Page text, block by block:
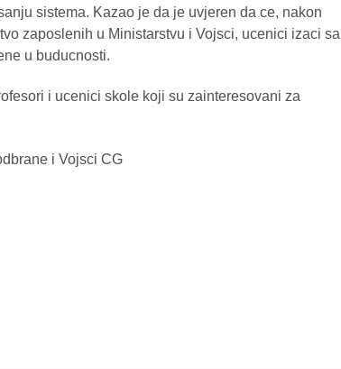
sistema. Kazao je da je uvjeren da ce, nakon
zaposlenih u Ministarstvu i Vojsci, ucenici izaci sa
u buducnosti.
i ucenici skole koji su zainteresovani za